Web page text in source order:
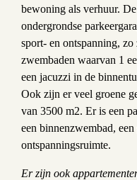
bewoning als verhuur.
ondergrondse
sport- en ontspanning,
zwembaden waarvan 1
een jacuzzi in de
Ook zijn er veel groene
van 3500 m2. Er is een
een binnenzwembad,
ontspanningsruimte.
Er zijn ook